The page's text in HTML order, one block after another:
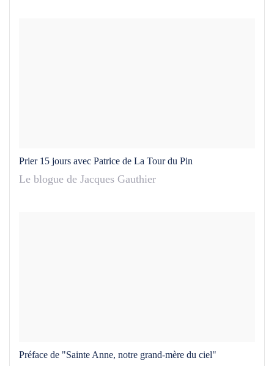
Prier 15 jours avec Patrice de La Tour du Pin
Le blogue de Jacques Gauthier
Préface de "Sainte Anne, notre grand-mère du ciel"